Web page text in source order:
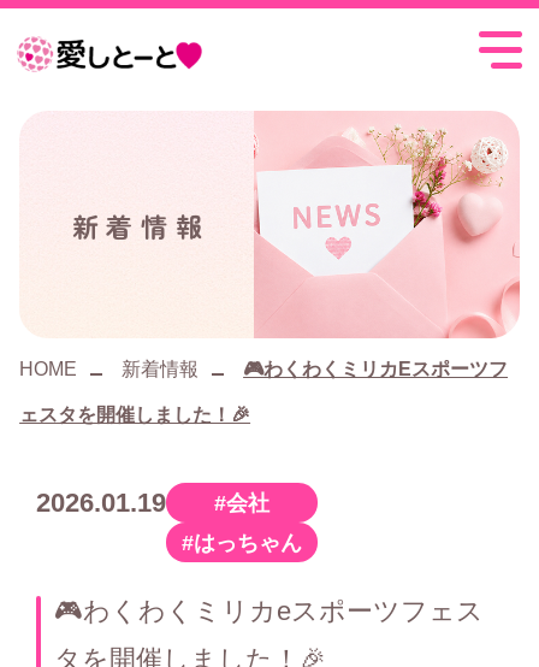
愛
新着情報
HOME 新着情報 🎮わくわくミリカEスポーツフ
ェスタを開催しました！🎉
🎮わくわくミリカeスポーツフェス
タを開催しました！🎉
2026.01.19カ
テ
ゴ
リ
会社
はっちゃん